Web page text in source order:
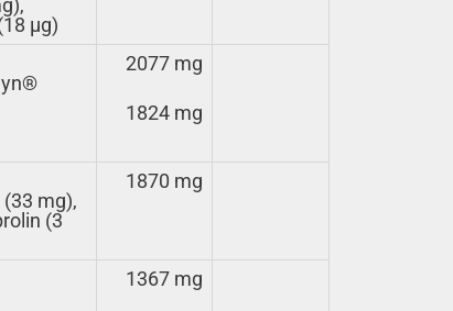
µg)
2077 mg
1824 mg
mg),
(3
1870 mg
1367 mg